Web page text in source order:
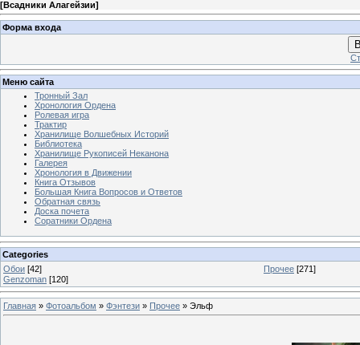
[Всадники Алагейзии]
Форма входа
Меню сайта
Тронный Зал
Хронология Ордена
Ролевая игра
Трактир
Хранилище Волшебных Историй
Библиотека
Хранилище Рукописей Неканона
Галерея
Хронология в Движении
Книга Отзывов
Большая Книга Вопросов и Ответов
Обратная связь
Доска почета
Соратники Ордена
Categories
Обои [42] Прочее [271]
Genzoman [120]
Главная » Фотоальбом » Фэнтези » Прочее » Эльф